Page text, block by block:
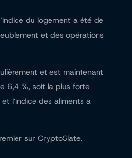
du logement a été de
et des opérations
et est maintenant
6,4 %, soit la plus forte
l’indice des aliments a
sur CryptoSlate.